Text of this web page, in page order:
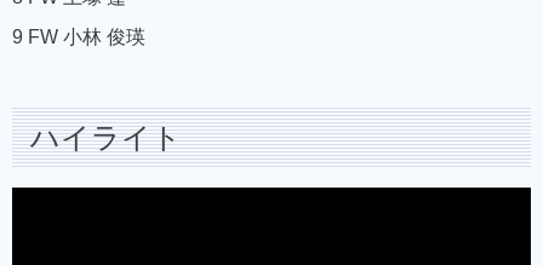
9 FW 小林 俊瑛
ハイライト